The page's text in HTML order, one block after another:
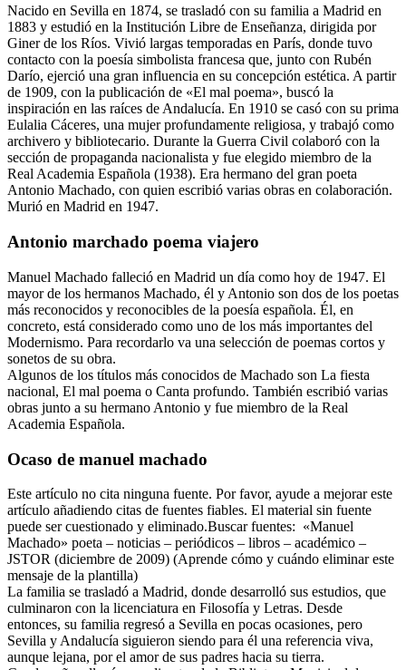
Nacido en Sevilla en 1874, se trasladó con su familia a Madrid en
1883 y estudió en la Institución Libre de Enseñanza, dirigida por
Giner de los Ríos. Vivió largas temporadas en París, donde tuvo
contacto con la poesía simbolista francesa que, junto con Rubén
Darío, ejerció una gran influencia en su concepción estética. A partir
de 1909, con la publicación de «El mal poema», buscó la
inspiración en las raíces de Andalucía. En 1910 se casó con su prima
Eulalia Cáceres, una mujer profundamente religiosa, y trabajó como
archivero y bibliotecario. Durante la Guerra Civil colaboró con la
sección de propaganda nacionalista y fue elegido miembro de la
Real Academia Española (1938). Era hermano del gran poeta
Antonio Machado, con quien escribió varias obras en colaboración.
Murió en Madrid en 1947.
Antonio marchado poema viajero
Manuel Machado falleció en Madrid un día como hoy de 1947. El
mayor de los hermanos Machado, él y Antonio son dos de los poetas
más reconocidos y reconocibles de la poesía española. Él, en
concreto, está considerado como uno de los más importantes del
Modernismo. Para recordarlo va una selección de poemas cortos y
sonetos de su obra.
Algunos de los títulos más conocidos de Machado son La fiesta
nacional, El mal poema o Canta profundo. También escribió varias
obras junto a su hermano Antonio y fue miembro de la Real
Academia Española.
Ocaso de manuel machado
Este artículo no cita ninguna fuente. Por favor, ayude a mejorar este
artículo añadiendo citas de fuentes fiables. El material sin fuente
puede ser cuestionado y eliminado.Buscar fuentes: «Manuel
Machado» poeta – noticias – periódicos – libros – académico –
JSTOR (diciembre de 2009) (Aprende cómo y cuándo eliminar este
mensaje de la plantilla)
La familia se trasladó a Madrid, donde desarrolló sus estudios, que
culminaron con la licenciatura en Filosofía y Letras. Desde
entonces, su familia regresó a Sevilla en pocas ocasiones, pero
Sevilla y Andalucía siguieron siendo para él una referencia viva,
aunque lejana, por el amor de sus padres hacia su tierra.